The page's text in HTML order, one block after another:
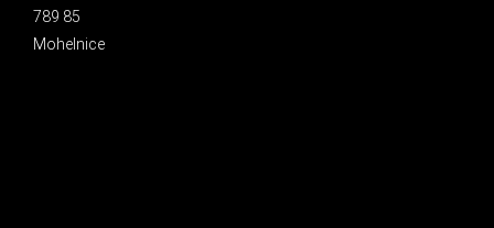
789 85
Mohelnice